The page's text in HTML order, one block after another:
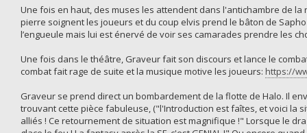
Une fois en haut, des muses les attendent dans l'antichambre de
pierre soignent les joueurs et du coup elvis prend le bâton de
l’engueule mais lui est énervé de voir ses camarades prendre les
Une fois dans le théâtre, Graveur fait son discours et lance le
combat fait rage de suite et la musique motive les joueurs: https://
Graveur se prend direct un bombardement de la flotte de Halo. Il
trouvant cette pièce fabuleuse, ("l'Introduction est faîtes, et voici la
alliés ! Ce retournement de situation est magnifique !" Lorsque le